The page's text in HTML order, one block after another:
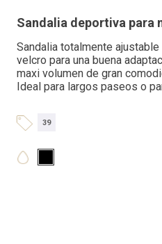
Sandalia deportiva para
Sandalia totalmente
velcro para una buena
maxi volumen de gran
Ideal para largos paseos o
39